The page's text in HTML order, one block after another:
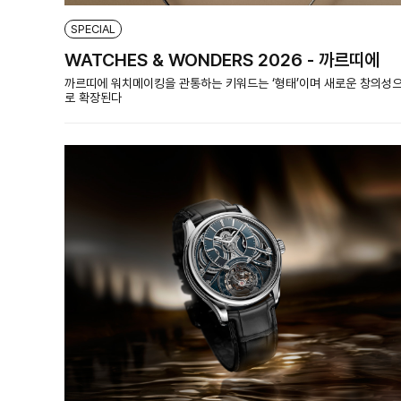
SPECIAL
WATCHES & WONDERS 2026 - 까르띠에
까르띠에 워치메이킹을 관통하는 키워드는 ‘형태’이며 새로운 창의성
로 확장된다